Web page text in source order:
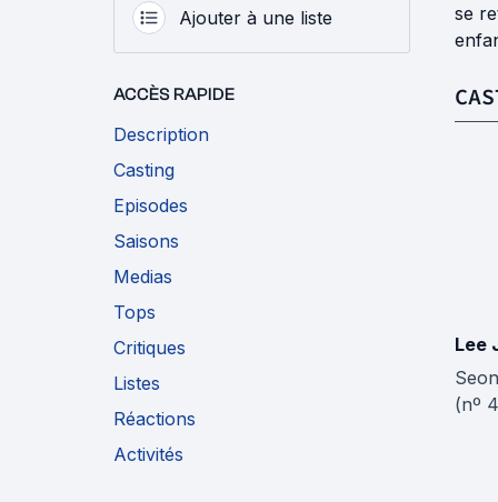
Ajouter à une liste
ACCÈS RAPIDE
Description
Casting
Episodes
Saisons
Medias
Tops
Critiques
Listes
Réactions
Activités
se
Lee
(nº